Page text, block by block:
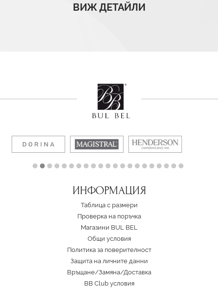
ВИЖ ДЕТАЙЛИ
ИНФОРМАЦИЯ
Таблица с размери
Проверка на поръчка
Магазини BUL BEL
Oбщи условия
Политика за поверителност
Защита на личните данни
Връщане/Замяна/Доставка
BB Club условия